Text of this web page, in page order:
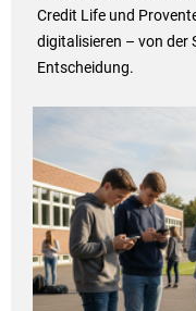
Credit Life und
digitalisieren – von der
Entscheidung.